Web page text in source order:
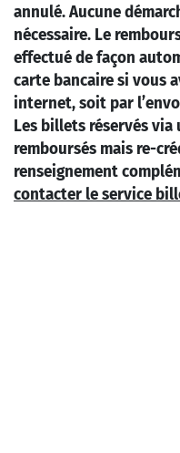
annulé. Aucune
nécessaire. Le
effectué de façon
carte bancaire si vous
internet, soit par
Les billets réservés via
remboursés mais re-
renseignement
contacter le service